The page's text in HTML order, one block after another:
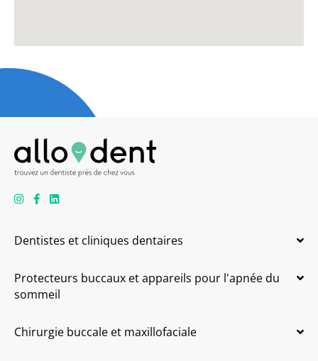
Dentistes et cliniques dentaires
Protecteurs buccaux et appareils pour l'apnée du
sommeil
Chirurgie buccale et maxillofaciale